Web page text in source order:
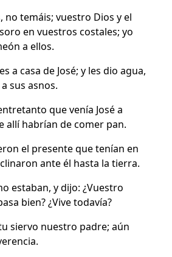
no temáis; vuestro Dios y el
en vuestros costales; yo
a ellos.
a casa de José; y les dio agua,
sus asnos.
que venía José a
allí habrían de comer pan.
el presente que tenían en
ante él hasta la tierra.
estaban, y dijo: ¿Vuestro
bien? ¿Vive todavía?
siervo nuestro padre; aún